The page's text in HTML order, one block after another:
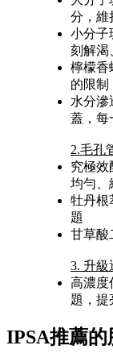
分，維
小分子
刻解渴
檸檬香
的限制
水分滲
蓋，每
2.毛孔
究極效
均勻、
牡丹根
題
甘草酸
3. 升級
高濃度
題，提
IPSA推薦